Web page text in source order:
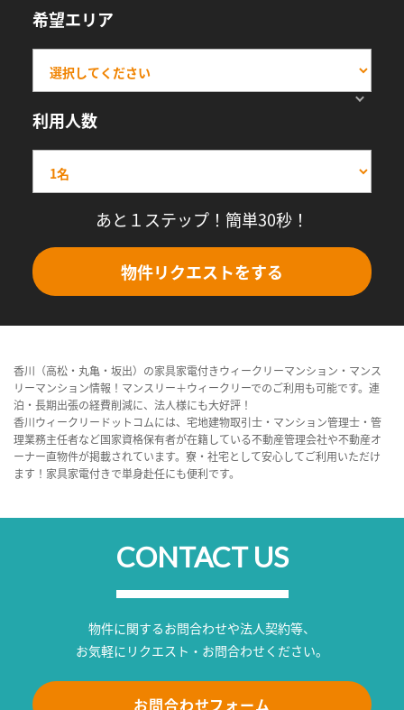
希望エリア
利用人数
あと１ステップ！簡単30秒！
物件リクエストをする
香川（高松・丸亀・坂出）の家具家電付きウィークリーマンション・マンス
リーマンション情報！マンスリー＋ウィークリーでのご利用も可能です。連
泊・長期出張の経費削減に、法人様にも大好評！
香川ウィークリードットコムには、宅地建物取引士・マンション管理士・管
理業務主任者など国家資格保有者が在籍している不動産管理会社や不動産オ
ーナー直物件が掲載されています。寮・社宅として安心してご利用いただけ
ます！家具家電付きで単身赴任にも便利です。
CONTACT US
物件に関するお問合わせや法人契約等、
お気軽にリクエスト・お問合わせください。
お問合わせフォーム